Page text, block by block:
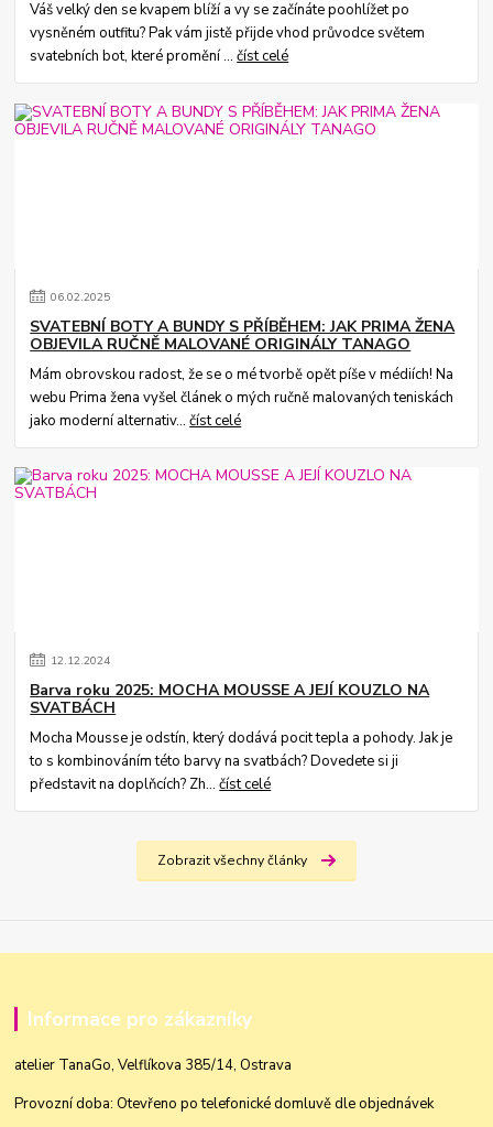
Váš velký den se kvapem blíží a vy se začínáte poohlížet po
vysněném outfitu? Pak vám jistě přijde vhod průvodce světem
svatebních bot, které promění ...číst celé
06.02.2025
SVATEBNÍ BOTY A BUNDY S PŘÍBĚHEM: JAK PRIMA ŽENA
OBJEVILA RUČNĚ MALOVANÉ ORIGINÁLY TANAGO
Mám obrovskou radost, že se o mé tvorbě opět píše v médiích! Na
webu Prima žena vyšel článek o mých ručně malovaných teniskách
jako moderní alternativ...číst celé
12.12.2024
Barva roku 2025: MOCHA MOUSSE A JEJÍ KOUZLO NA
SVATBÁCH
Mocha Mousse je odstín, který dodává pocit tepla a pohody. Jak je
to s kombinováním této barvy na svatbách? Dovedete si ji
představit na doplňcích? Zh...číst celé
Zobrazit všechny články
Informace pro zákazníky
atelier TanaGo, Velflíkova 385/14, Ostrava
Provozní doba: Otevřeno po telefonické domluvě dle objednávek